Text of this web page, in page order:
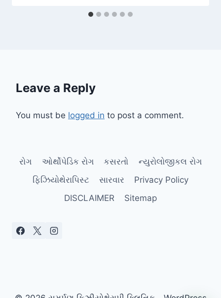
Leave a Reply
You must be logged in to post a comment.
રોગ ઓર્થોપેડિક રોગ કસરતો
ન્યુરોલોજીકલ રોગ
ફિઝિયોથેરાપિસ્ટ
સારવાર
Privacy Policy
DISCLAIMER
Sitemap